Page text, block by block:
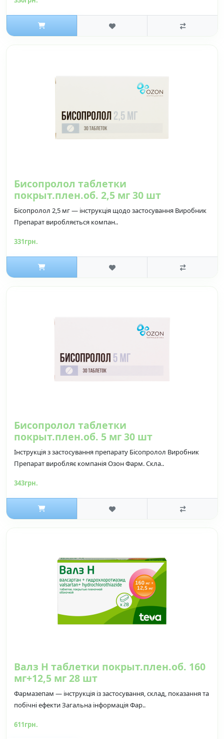
Бисопролол таблетки
покрыт.плен.об. 2,5 мг 30 шт
Бісопролол 2,5 мг — інструкція щодо застосування Виробник
Препарат виробляється компан..
331грн.
Бисопролол таблетки
покрыт.плен.об. 5 мг 30 шт
Інструкція з застосування препарату Бісопролол Виробник
Препарат виробляє компанія Озон Фарм. Скла..
343грн.
Валз Н таблетки покрыт.плен.об. 160
мг+12,5 мг 28 шт
Фармазепам — інструкція із застосування, склад, показання та
побічні ефекти Загальна інформація Фар..
611грн.